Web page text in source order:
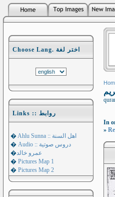
Choose Lang. اختر لغة
Links :: روابط
�
Ahlu Sunna :: اهل السنة
�
Audio :: دروس صوتية
�عمرو خالد
� Pictures Map 1
� Pictures Map 2
In
»